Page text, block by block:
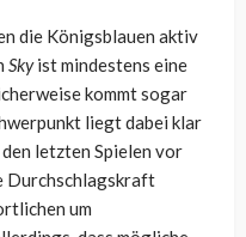
die Königsblauen aktiv
Skyist mindestens eine
kommt sogar
liegt dabei klar
letzten Spielen vor
Durchschlagskraft
um